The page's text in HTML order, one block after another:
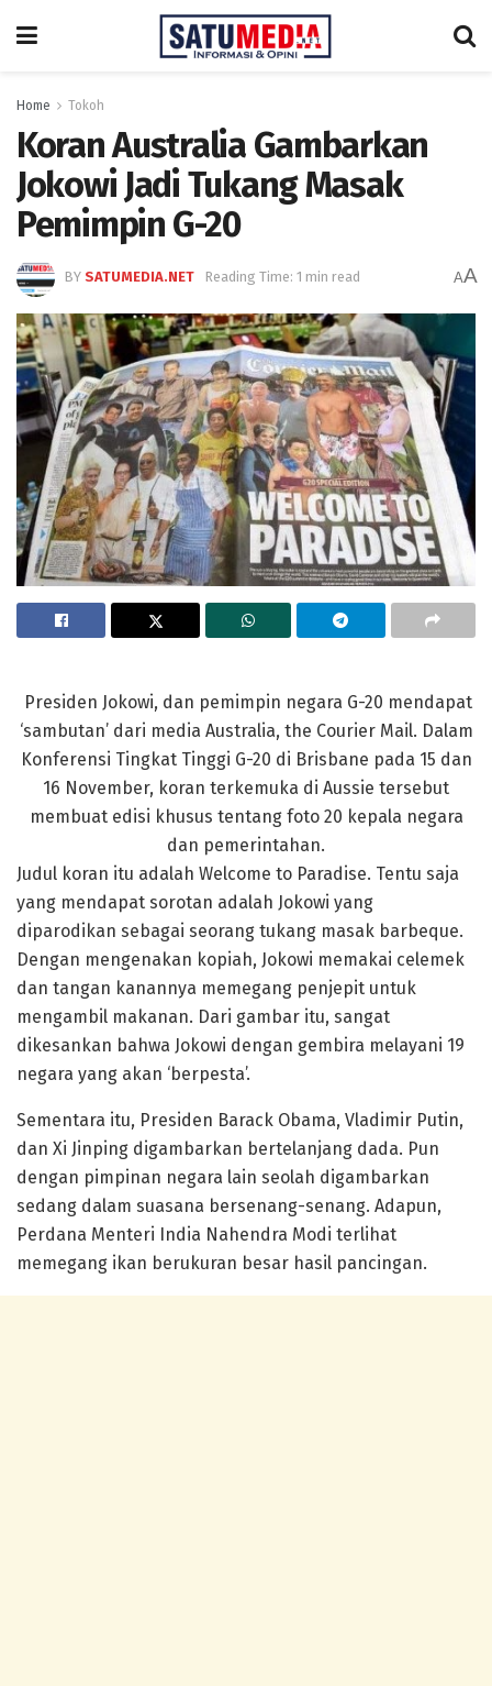
Home Tokoh
Koran Australia Gambarkan
Jokowi Jadi Tukang Masak
Pemimpin G-20
BY SATUMEDIA.NET Reading Time: 1 min read AA
Presiden Jokowi, dan pemimpin negara G-20 mendapat
‘sambutan’ dari media Australia, the Courier Mail. Dalam
Konferensi Tingkat Tinggi G-20 di Brisbane pada 15 dan
16 November, koran terkemuka di Aussie tersebut
membuat edisi khusus tentang foto 20 kepala negara
dan pemerintahan.
Judul koran itu adalah Welcome to Paradise. Tentu saja
yang mendapat sorotan adalah Jokowi yang
diparodikan sebagai seorang tukang masak barbeque.
Dengan mengenakan kopiah, Jokowi memakai celemek
dan tangan kanannya memegang penjepit untuk
mengambil makanan. Dari gambar itu, sangat
dikesankan bahwa Jokowi dengan gembira melayani 19
negara yang akan ‘berpesta’.
Sementara itu, Presiden Barack Obama, Vladimir Putin,
dan Xi Jinping digambarkan bertelanjang dada. Pun
dengan pimpinan negara lain seolah digambarkan
sedang dalam suasana bersenang-senang. Adapun,
Perdana Menteri India Nahendra Modi terlihat
memegang ikan berukuran besar hasil pancingan.